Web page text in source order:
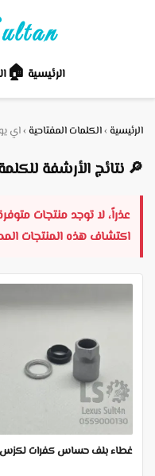
الرئيسية 🏠
الرئيسية ›الكلمات المفتاحية ›اي
🔎 نتائج الأرشفة
عذراً، لا توجد منتجات
اكتشاف هذه المنتجات
غطاء بلف حساس كفرات لكزس